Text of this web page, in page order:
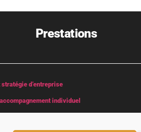
Prestations
d’entreprise
individuel